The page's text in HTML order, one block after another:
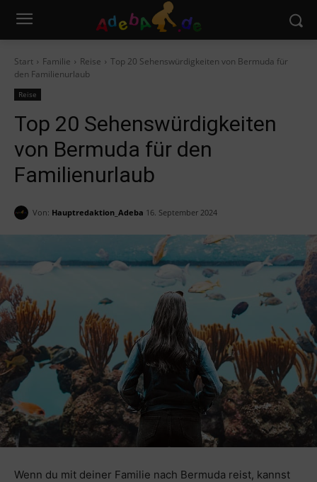
Start Familie Reise
Top 20 Sehenswürdigkeiten von Bermuda für
den Familienurlaub
Reise
Top 20 Sehenswürdigkeiten
von Bermuda für den
Familienurlaub
Von: Hauptredaktion_Adeba 16. September 2024
Wenn du mit deiner Familie nach Bermuda reist, kannst